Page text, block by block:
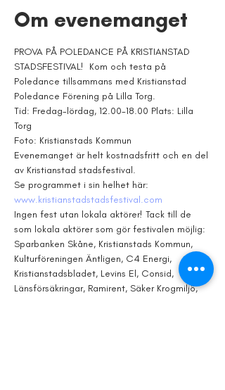
Om evenemanget
PROVA PÅ POLEDANCE PÅ KRISTIANSTAD
STADSFESTIVAL!  Kom och testa på
Poledance tillsammans med Kristianstad
Poledance Förening på Lilla Torg.
Tid: Fredag-lördag, 12.00-18.00 Plats: Lilla
Torg
Foto: Kristianstads Kommun
Evenemanget är helt kostnadsfritt och en del
av Kristianstad stadsfestival.
Se programmet i sin helhet här:
www.kristianstadstadsfestival.com
Ingen fest utan lokala aktörer! Tack till de
som lokala aktörer som gör festivalen möjlig:
Sparbanken Skåne, Kristianstads Kommun,
Kulturföreningen Äntligen, C4 Energi,
Kristianstadsbladet, Levins El, Consid,
Länsförsäkringar, Ramirent, Säker Krogmiljö,